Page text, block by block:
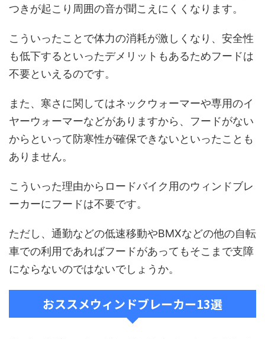
つきが起こり周囲の音が聞こえにくくなります。
こういったことで体力の消耗が激しくなり、安全性
も低下するといったデメリットもあるためフードは
不要といえるのです。
また、寒さに関してはネックウォーマーや専用のイ
ヤーウォーマーなどがありますから、フードがない
からといって防寒性が確保できないといったことも
ありません。
こういった理由からロードバイク用のウィンドブレ
ーカーにフードは不要です。
ただし、通勤などの低速移動やBMXなどの他の自転
車での利用であればフードがあってもそこまで支障
にならないのではないでしょうか。
おススメウィンドブレーカー13選